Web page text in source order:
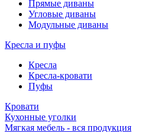
Прямые диваны
Угловые диваны
Модульные диваны
Кресла и пуфы
Кресла
Кресла-кровати
Пуфы
Кровати
Кухонные уголки
Мягкая мебель - вся продукция